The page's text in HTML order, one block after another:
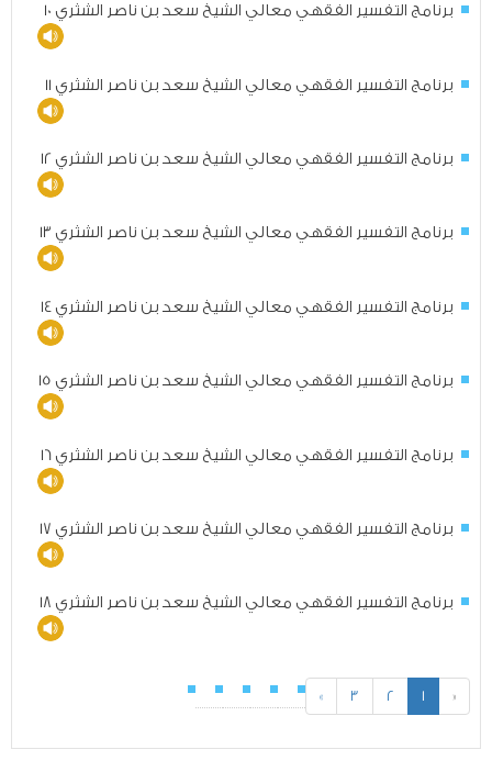
برنامج التفسير الفقهي معالي الشيخ سعد بن ناصر الشثري 10
برنامج التفسير الفقهي معالي الشيخ سعد بن ناصر الشثري 11
برنامج التفسير الفقهي معالي الشيخ سعد بن ناصر الشثري 12
برنامج التفسير الفقهي معالي الشيخ سعد بن ناصر الشثري 13
برنامج التفسير الفقهي معالي الشيخ سعد بن ناصر الشثري 14
برنامج التفسير الفقهي معالي الشيخ سعد بن ناصر الشثري 15
برنامج التفسير الفقهي معالي الشيخ سعد بن ناصر الشثري 16
برنامج التفسير الفقهي معالي الشيخ سعد بن ناصر الشثري 17
برنامج التفسير الفقهي معالي الشيخ سعد بن ناصر الشثري 18
«
1
2
3
»